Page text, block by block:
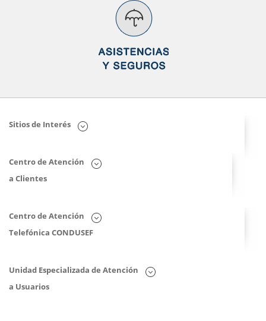
Sitios de Interés
Centro de Atención
a Clientes
Centro de Atención
Telefónica CONDUSEF
Unidad Especializada de Atención
a Usuarios